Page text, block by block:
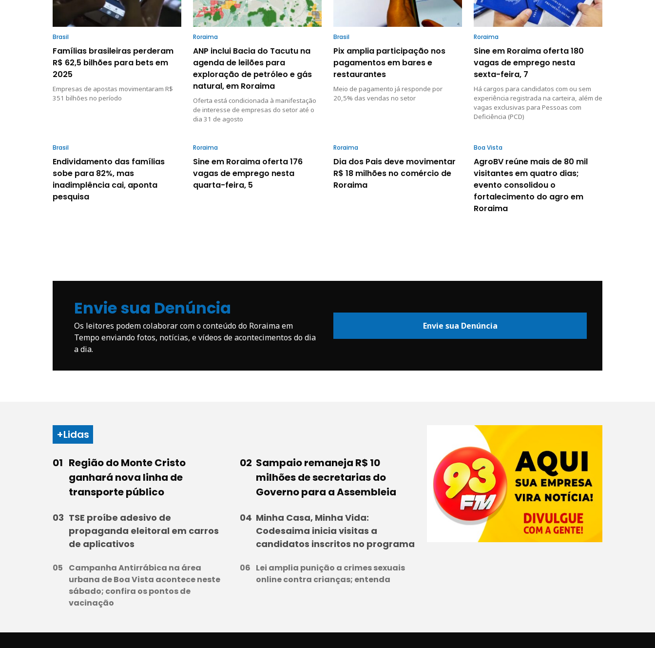
Brasil
Famílias brasileiras perderam
R$ 62,5 bilhões para bets em
2025
Empresas de apostas movimentaram R$
351 bilhões no período
Roraima
ANP inclui Bacia do Tacutu na
agenda de leilões para
exploração de petróleo e gás
natural, em Roraima
Oferta está condicionada à manifestação
de interesse de empresas do setor até o
dia 31 de agosto
Brasil
Pix amplia participação nos
pagamentos em bares e
restaurantes
Meio de pagamento já responde por
20,5% das vendas no setor
Roraima
Sine em Roraima oferta 180
vagas de emprego nesta
sexta-feira, 7
Há cargos para candidatos com ou sem
experiência registrada na carteira, além de
vagas exclusivas para Pessoas com
Deficiência (PCD)
Brasil
Endividamento das famílias
sobe para 82%, mas
inadimplência cai, aponta
pesquisa
Roraima
Sine em Roraima oferta 176
vagas de emprego nesta
quarta-feira, 5
Roraima
Dia dos Pais deve movimentar
R$ 18 milhões no comércio de
Roraima
Boa Vista
AgroBV reúne mais de 80 mil
visitantes em quatro dias;
evento consolidou o
fortalecimento do agro em
Roraima
Envie sua Denúncia
Os leitores podem colaborar com o conteúdo do Roraima em
Tempo enviando fotos, notícias, e vídeos de acontecimentos do dia
a dia.
Envie sua Denúncia
+Lidas
Região do Monte Cristo
ganhará nova linha de
transporte público
Sampaio remaneja R$ 10
milhões de secretarias do
Governo para a Assembleia
TSE proíbe adesivo de
propaganda eleitoral em carros
de aplicativos
Minha Casa, Minha Vida:
Codesaima inicia visitas a
candidatos inscritos no programa
Campanha Antirrábica na área
urbana de Boa Vista acontece neste
sábado; confira os pontos de
vacinação
Lei amplia punição a crimes sexuais
online contra crianças; entenda